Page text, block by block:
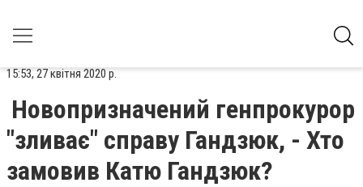
15:53, 27 квітня 2020 р.
Новопризначений генпрокурор
"зливає" справу Гандзюк, - Хто
замовив Катю Гандзюк?